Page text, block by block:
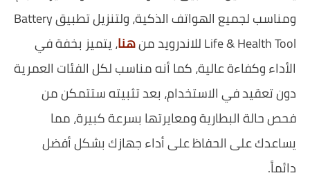
ومناسب لجميع الهواتف الذكية، ولتنزيل تطبيق Battery
Life & Health Tool للاندرويد من
هنا، يتميز بخفة في
الأداء وكفاءة عالية، كما أنه مناسب لكل الفئات العمرية
دون تعقيد في الاستخدام، بعد تثبيته ستتمكن من
فحص حالة البطارية ومعايرتها بسرعة كبيرة، مما
يساعدك على الحفاظ على أداء جهازك بشكل أفضل
دائماً.